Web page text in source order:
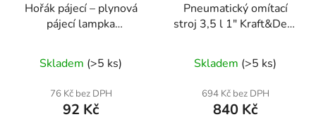
Hořák pájecí – plynová
pájecí lampka
Skladem (>5 ks)
76 Kč bez DPH
92 Kč
Pneumatický omítací
stroj 3,5 l 1" Kraft&Dele
Skladem (>5 ks)
694 Kč bez DPH
840 Kč